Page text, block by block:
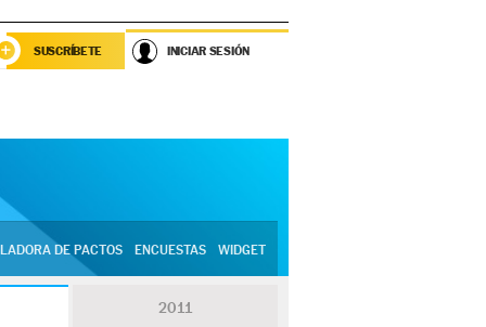
SUSCRÍBETE INICIAR SESIÓN
DE PACTOS ENCUESTAS WIDGET
2011